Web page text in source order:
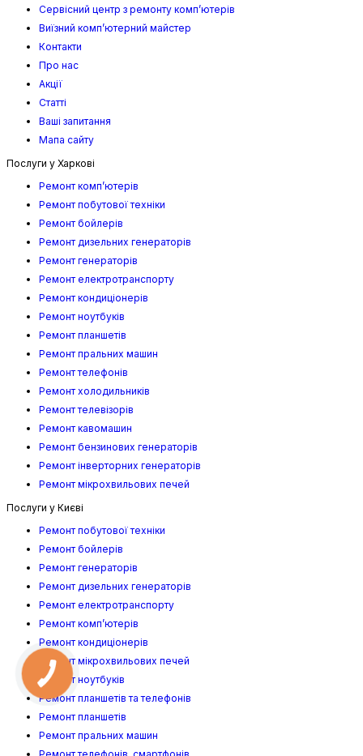
Сервісний центр з ремонту комп’ютерів
Виїзний комп’ютерний майстер
Контакти
Про нас
Акції
Статті
Ваші запитання
Мапа сайту
Послуги у Харкові
Ремонт комп’ютерів
Ремонт побутової техніки
Ремонт бойлерів
Ремонт дизельних генераторів
Ремонт генераторів
Ремонт електротранспорту
Ремонт кондиціонерів
Ремонт ноутбуків
Ремонт планшетів
Ремонт пральних машин
Ремонт телефонів
Ремонт холодильників
Ремонт телевізорів
Ремонт кавомашин
Ремонт бензинових генераторів
Ремонт інверторних генераторів
Ремонт мікрохвильових печей
Послуги у Києві
Ремонт побутової техніки
Ремонт бойлерів
Ремонт генераторів
Ремонт дизельних генераторів
Ремонт електротранспорту
Ремонт комп’ютерів
Ремонт кондиціонерів
Ремонт мікрохвильових печей
Ремонт ноутбуків
Ремонт планшетів та телефонів
Ремонт планшетів
Ремонт пральних машин